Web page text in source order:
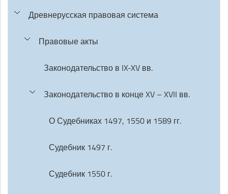
Древнерусская правовая система
Правовые акты
Законодательство в IX-XV вв.
Законодательство в конце XV – XVII вв.
О Судебниках 1497, 1550 и 1589 гг.
Судебник 1497 г.
Судебник 1550 г.